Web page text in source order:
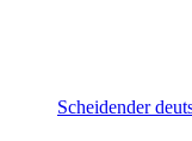
Scheidender